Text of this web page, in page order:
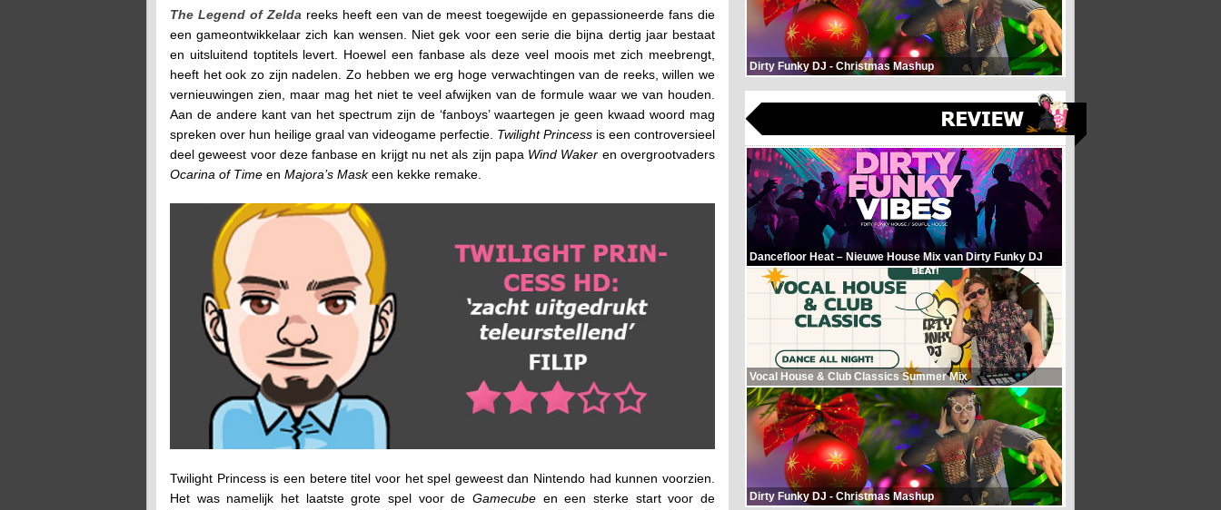
The Legend of Zelda reeks heeft een van de meest toegewijde en gepassioneerde fans die
een gameontwikkelaar zich kan wensen. Niet gek voor een serie die bijna dertig jaar bestaat
en uitsluitend toptitels levert. Hoewel een fanbase als deze veel moois met zich meebrengt,
heeft het ook zo zijn nadelen. Zo hebben we erg hoge verwachtingen van de reeks, willen we
vernieuwingen zien, maar mag het niet te veel afwijken van de formule waar we van houden.
Aan de andere kant van het spectrum zijn de ‘fanboys’ waartegen je geen kwaad woord mag
spreken over hun heilige graal van videogame perfectie. Twilight Princess is een controversieel
deel geweest voor deze fanbase en krijgt nu net als zijn papa Wind Waker en overgrootvaders
Ocarina of Time en Majora’s Maskeen kekke remake.
Twilight Princess is een betere titel voor het spel geweest dan Nintendo had kunnen voorzien.
Het was namelijk het laatste grote spel voor de Gamecube en een sterke start voor de
Dirty Funky DJ - Christmas Mashup
Dancefloor Heat – Nieuwe House Mix van Dirty Funky DJ
Vocal House & Club Classics Summer Mix
Dirty Funky DJ - Christmas Mashup